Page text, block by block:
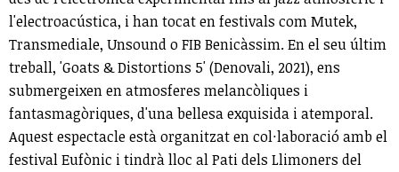
l'electroacústica, i han tocat en festivals com Mutek,
Transmediale, Unsound o FIB Benicàssim. En el seu últim
treball, 'Goats & Distortions 5' (Denovali, 2021), ens
submergeixen en atmosferes melancòliques i
fantasmagòriques, d'una bellesa exquisida i atemporal.
Aquest espectacle està organitzat en col·laboració amb el
festival Eufònic i tindrà lloc al Pati dels Llimoners del